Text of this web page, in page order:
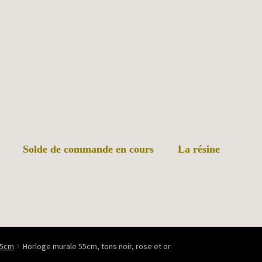
Solde de commande en cours La résine
Horloge murale 55cm, tons noir, rose et or